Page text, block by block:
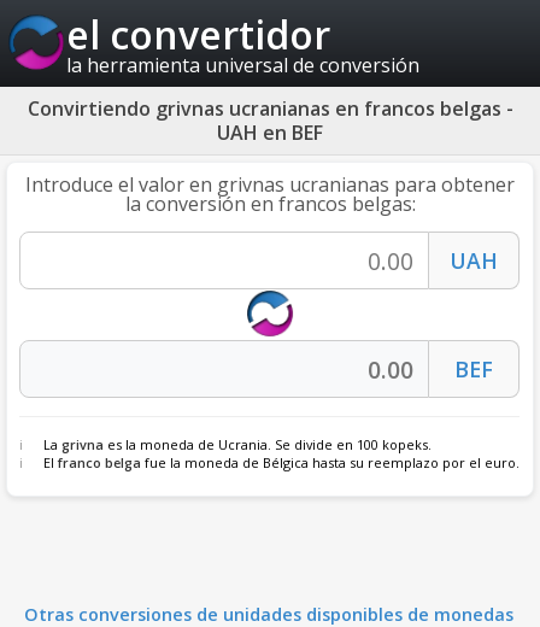
el convertidor
la herramienta universal de conversión
Convirtiendo grivnas ucranianas en francos belgas -
UAH en BEF
Introduce el valor en grivnas ucranianas para obtener
la conversión en francos belgas:
La grivna es la moneda de Ucrania. Se divide en 100 kopeks.
Elfranco belga fue la moneda de Bélgica hasta su reemplazo por el euro.
Otras conversiones de unidades disponibles de monedas